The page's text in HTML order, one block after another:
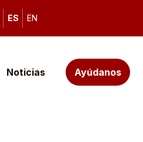
ES EN
Noticias Ayúdanos